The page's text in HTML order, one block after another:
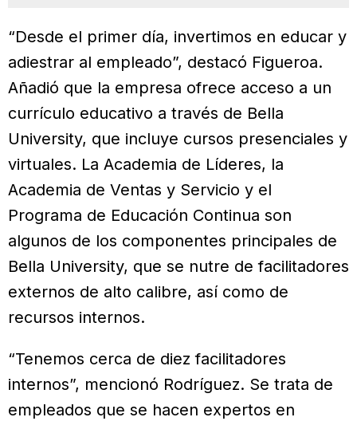
“Desde el primer día, invertimos en educar y
adiestrar al empleado”, destacó Figueroa.
Añadió que la empresa ofrece acceso a un
currículo educativo a través de Bella
University, que incluye cursos presenciales y
virtuales. La Academia de Líderes, la
Academia de Ventas y Servicio y el
Programa de Educación Continua son
algunos de los componentes principales de
Bella University, que se nutre de facilitadores
externos de alto calibre, así como de
recursos internos.
“Tenemos cerca de diez facilitadores
internos”, mencionó Rodríguez. Se trata de
empleados que se hacen expertos en